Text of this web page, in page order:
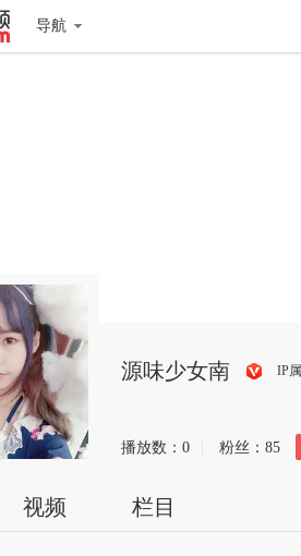
导航
源味少女南
狐
IP
播放数： 0 粉丝： 85
视频 栏目